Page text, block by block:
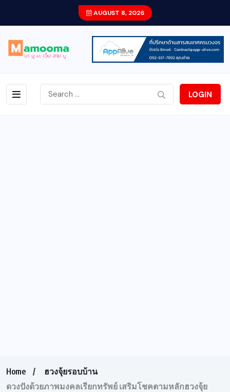
AUGUST 8, 2026
LOGIN
Home
ฮวงจุ้ยรอบบ้าน
ดวงปังด้วยภาพมงคลเรียกทรัพย์ เสริมโชคตามหลักฮวงจุ้ย